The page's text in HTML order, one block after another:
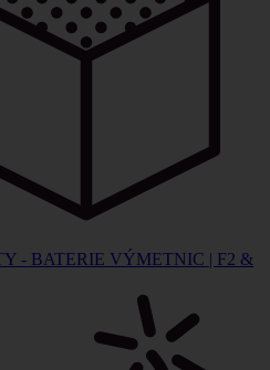
- BATERIE VÝMETNIC | F2 &